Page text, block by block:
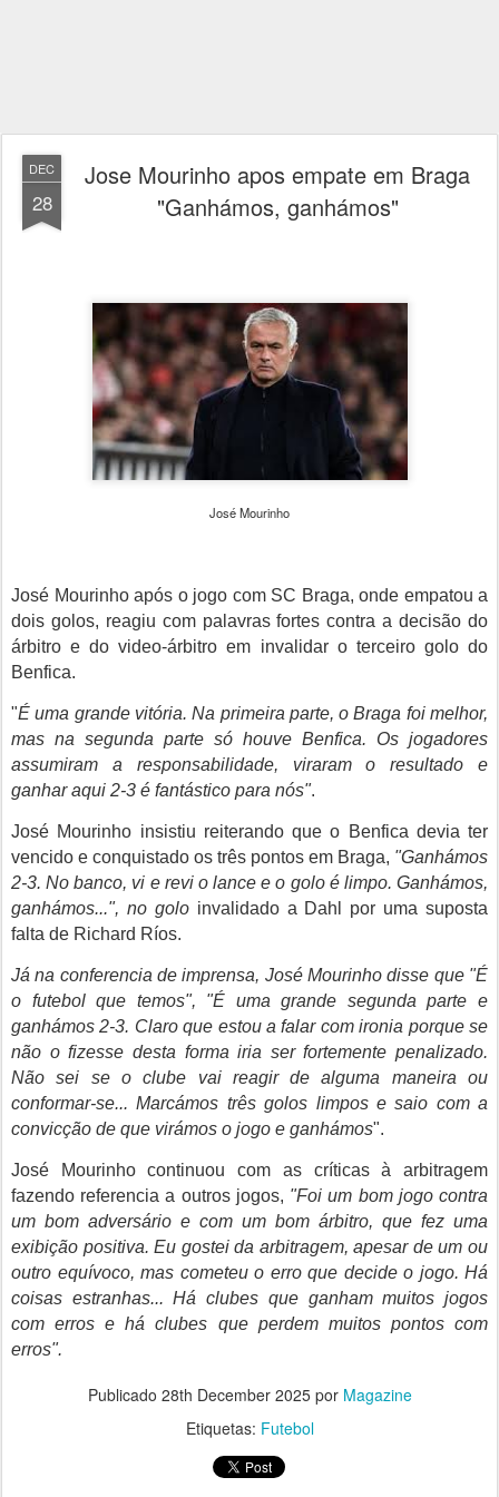
DEC
28
Jose Mourinho apos empate em Braga
"Ganhámos, ganhámos"
José Mourinho
José Mourinho após o jogo com SC Braga, onde empatou a
dois golos, reagiu com palavras fortes contra a decisão do
árbitro e do video-árbitro em invalidar o terceiro golo do
Benfica.
"É uma grande vitória. Na primeira parte, o Braga foi melhor,
mas na segunda parte só houve Benfica. Os jogadores
assumiram a responsabilidade, viraram o resultado e
ganhar aqui 2-3 é fantástico para nós".
José Mourinho insistiu reiterando que o Benfica devia ter
vencido e conquistado os três pontos em Braga, "Ganhámos
2-3. No banco, vi e revi o lance e o golo é limpo. Ganhámos,
ganhámos...", no golo invalidado a Dahl por uma suposta
falta de Richard Ríos.
Já na conferencia de imprensa, José Mourinho disse que "É
o futebol que temos", "É uma grande segunda parte e
ganhámos 2-3. Claro que estou a falar com ironia porque se
não o fizesse desta forma iria ser fortemente penalizado.
Não sei se o clube vai reagir de alguma maneira ou
conformar-se... Marcámos três golos limpos e saio com a
convicção de que virámos o jogo e ganhámos".
José Mourinho continuou com as críticas à arbitragem
fazendo referencia a outros jogos, "Foi um bom jogo contra
um bom adversário e com um bom árbitro, que fez uma
exibição positiva. Eu gostei da arbitragem, apesar de um ou
outro equívoco, mas cometeu o erro que decide o jogo. Há
coisas estranhas... Há clubes que ganham muitos jogos
com erros e há clubes que perdem muitos pontos com
erros".
Publicado 28th December 2025por Magazine
Etiquetas: Futebol